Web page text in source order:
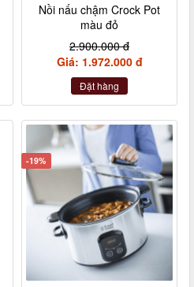
Nồi nấu chậm Crock Pot
màu đỏ
2.900.000 đ
Giá: 1.972.000 đ
Đặt hàng
-19%